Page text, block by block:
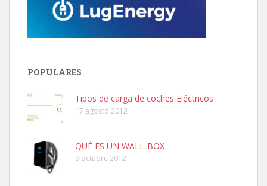
POPULARES
Tipos de carga de coches Eléctricos
17 agosto 2012
QUÉ ES UN WALL-BOX
9 octubre 2012